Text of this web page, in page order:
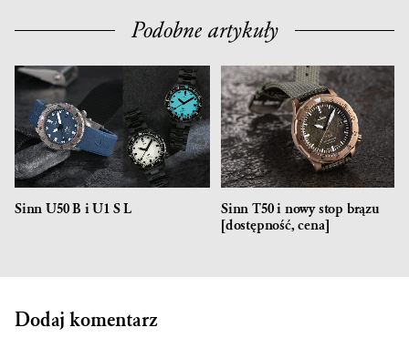
Podobne artykuły
Sinn U50 B i U1 S L
Sinn T50 i nowy stop brązu
[dostępność, cena]
Dodaj komentarz